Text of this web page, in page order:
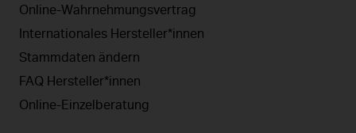
Online-Wahrnehmungsvertrag
Internationales Hersteller*innen
Stammdaten ändern
FAQ Hersteller*innen
Online-Einzelberatung